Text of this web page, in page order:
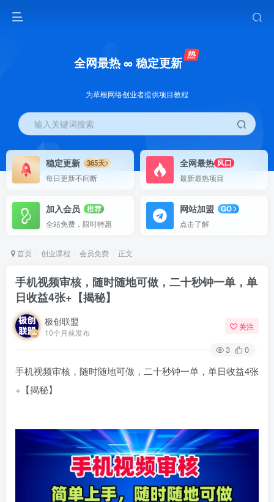
全网最热 ∞ 稳定更新
为草根网络创业者提供项目教程
输入关键词搜索
稳定更新
365天
每日更新不间断
全网最热 风口
最新最热项目
加入会员
推荐
全站免费，限时特惠
网站加盟
GO
点击了解
首页 创业课程 会员免费 正文
手机视频审核，随时随地可做，二十秒钟一单，单
日收益4张+【揭秘】
极创联盟
10个月前发布
关注
3 0
手机视频审核，随时随地可做，二十秒钟一单，单日收益4张
+【揭秘】